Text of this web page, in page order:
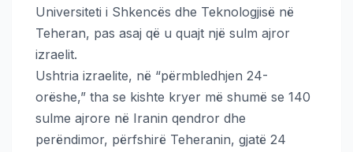
Universiteti i Shkencës dhe Teknologjisë në
Teheran, pas asaj që u quajt një sulm ajror
izraelit.
Ushtria izraelite, në “përmbledhjen 24-
orëshe,” tha se kishte kryer më shumë se 140
sulme ajrore në Iranin qendror dhe
perëndimor, përfshirë Teheranin, gjatë 24